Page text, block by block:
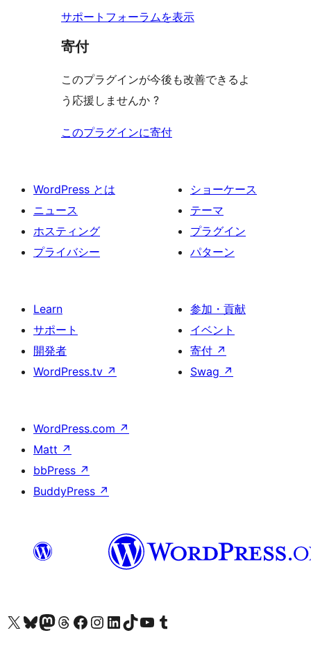
ー
サポートフォーラムを表示
寄付
このプラグインが今後も改善できるよ
う応援しませんか ?
このプラグインに寄付
WordPress とは
ニュース
ホスティング
プライバシー
ショーケース
テーマ
プラグイン
パターン
Learn
サポート
開発者
WordPress.tv ↗
参加・貢献
イベント
寄付 ↗
Swag ↗
WordPress.com ↗
Matt ↗
bbPress ↗
BuddyPress ↗
X (旧 Twitter) アカウントへBluesky アカウントへMastodon アカウントへThreads アカウントへ Facebook ページへInstagram アカウントへ LinkedIn アカウントへTikTok アカウントへYouTube チャンネルへ Tumblr アカウントへ